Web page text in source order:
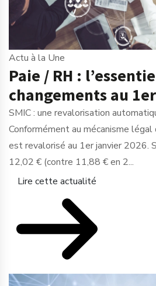
Actu à la Une
Paie / RH :
changements au
SMIC : une revalorisation
Conformément au mécanisme légal
est revalorisé au 1er janvier 2026.
12,02 € (contre 11,88 € en 2...
Lire cette actualité